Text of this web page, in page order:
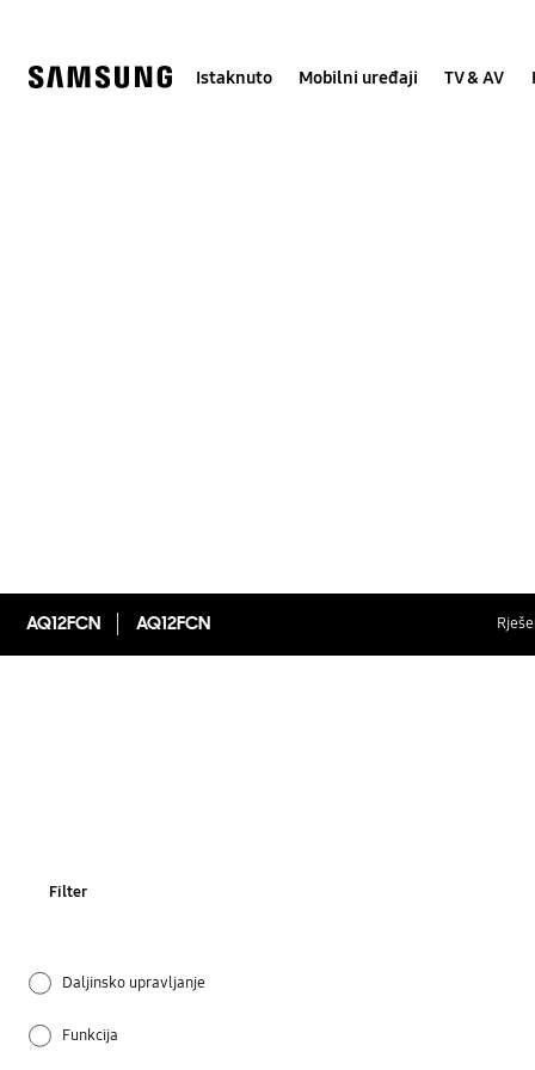
help
Istaknuto Mobilni uređaji TV & AV
AQ12FCN AQ12FCN
Filter
Daljinsko upravljanje
Funkcija